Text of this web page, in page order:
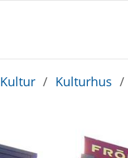
Kultur / Kulturhus /